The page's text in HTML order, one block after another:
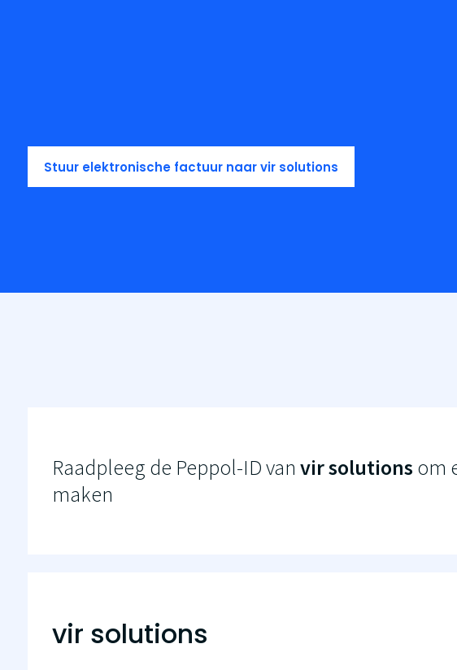
Stuur elektronische factuur naar vir solutions
Raadpleeg de Peppol-ID van vir solutions om
maken
vir solutions